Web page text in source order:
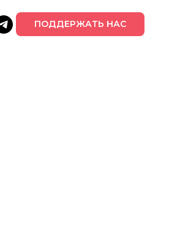
ПОДДЕРЖАТЬ НАС